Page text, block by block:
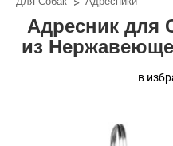
Адресник для
из
в